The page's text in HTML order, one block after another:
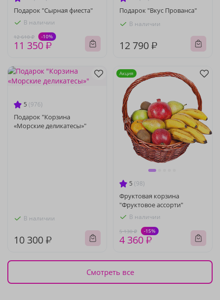
Подарок "Сырная фиеста"
В наличии
12 610 ₽ -10%
11 350 ₽
Подарок "Вкус Прованса"
В наличии
12 790 ₽
5 (976)
Подарок "Корзина
«Морские деликатесы»"
В наличии
10 300 ₽
5 (98)
Фруктовая корзина
"Фруктовое ассорти"
В наличии
5 130 ₽ -15%
4 360 ₽
Акция
Смотреть все